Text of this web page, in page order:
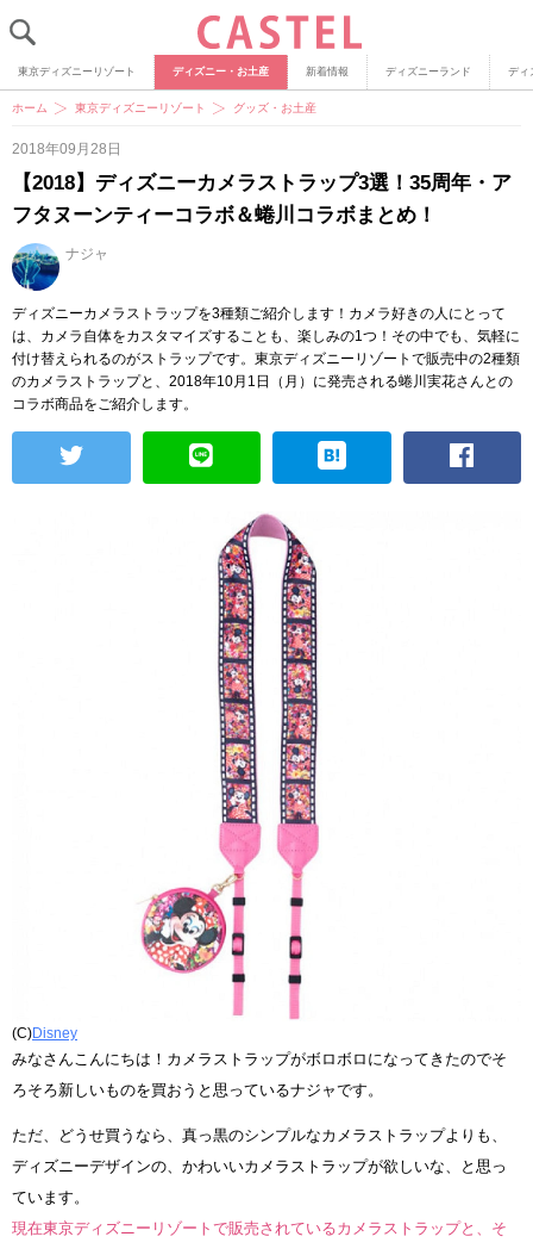
東京ディズニーリゾート ディズニー・お土産 新着情報 ディズニーランド ディ
ホーム 東京ディズニーリゾート グッズ・お土産
2018年09月28日
【2018】ディズニーカメラストラップ3選！35周年・ア
フタヌーンティーコラボ＆蜷川コラボまとめ！
ナジャ
ディズニーカメラストラップを3種類ご紹介します！カメラ好きの人にとって
は、カメラ自体をカスタマイズすることも、楽しみの1つ！その中でも、気軽に
付け替えられるのがストラップです。東京ディズニーリゾートで販売中の2種類
のカメラストラップと、2018年10月1日（月）に発売される蜷川実花さんとの
コラボ商品をご紹介します。
(C)Disney
みなさんこんにちは！カメラストラップがボロボロになってきたのでそ
ろそろ新しいものを買おうと思っているナジャです。
ただ、どうせ買うなら、真っ黒のシンプルなカメラストラップよりも、
ディズニーデザインの、かわいいカメラストラップが欲しいな、と思っ
ています。
現在東京ディズニーリゾートで販売されているカメラストラップと、そ